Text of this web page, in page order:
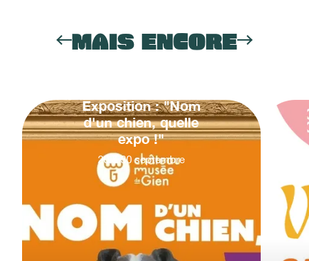
MAIS ENCORE
Exposition : "Nom
d'un chien, quelle
expo !"
20 30 septembre